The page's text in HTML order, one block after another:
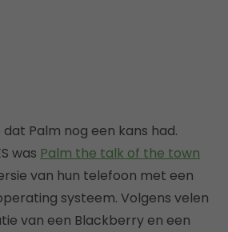
Palm nog een kans had.
was Palm the talk of the town
van hun telefoon met een
systeem. Volgens velen
van een Blackberry en een